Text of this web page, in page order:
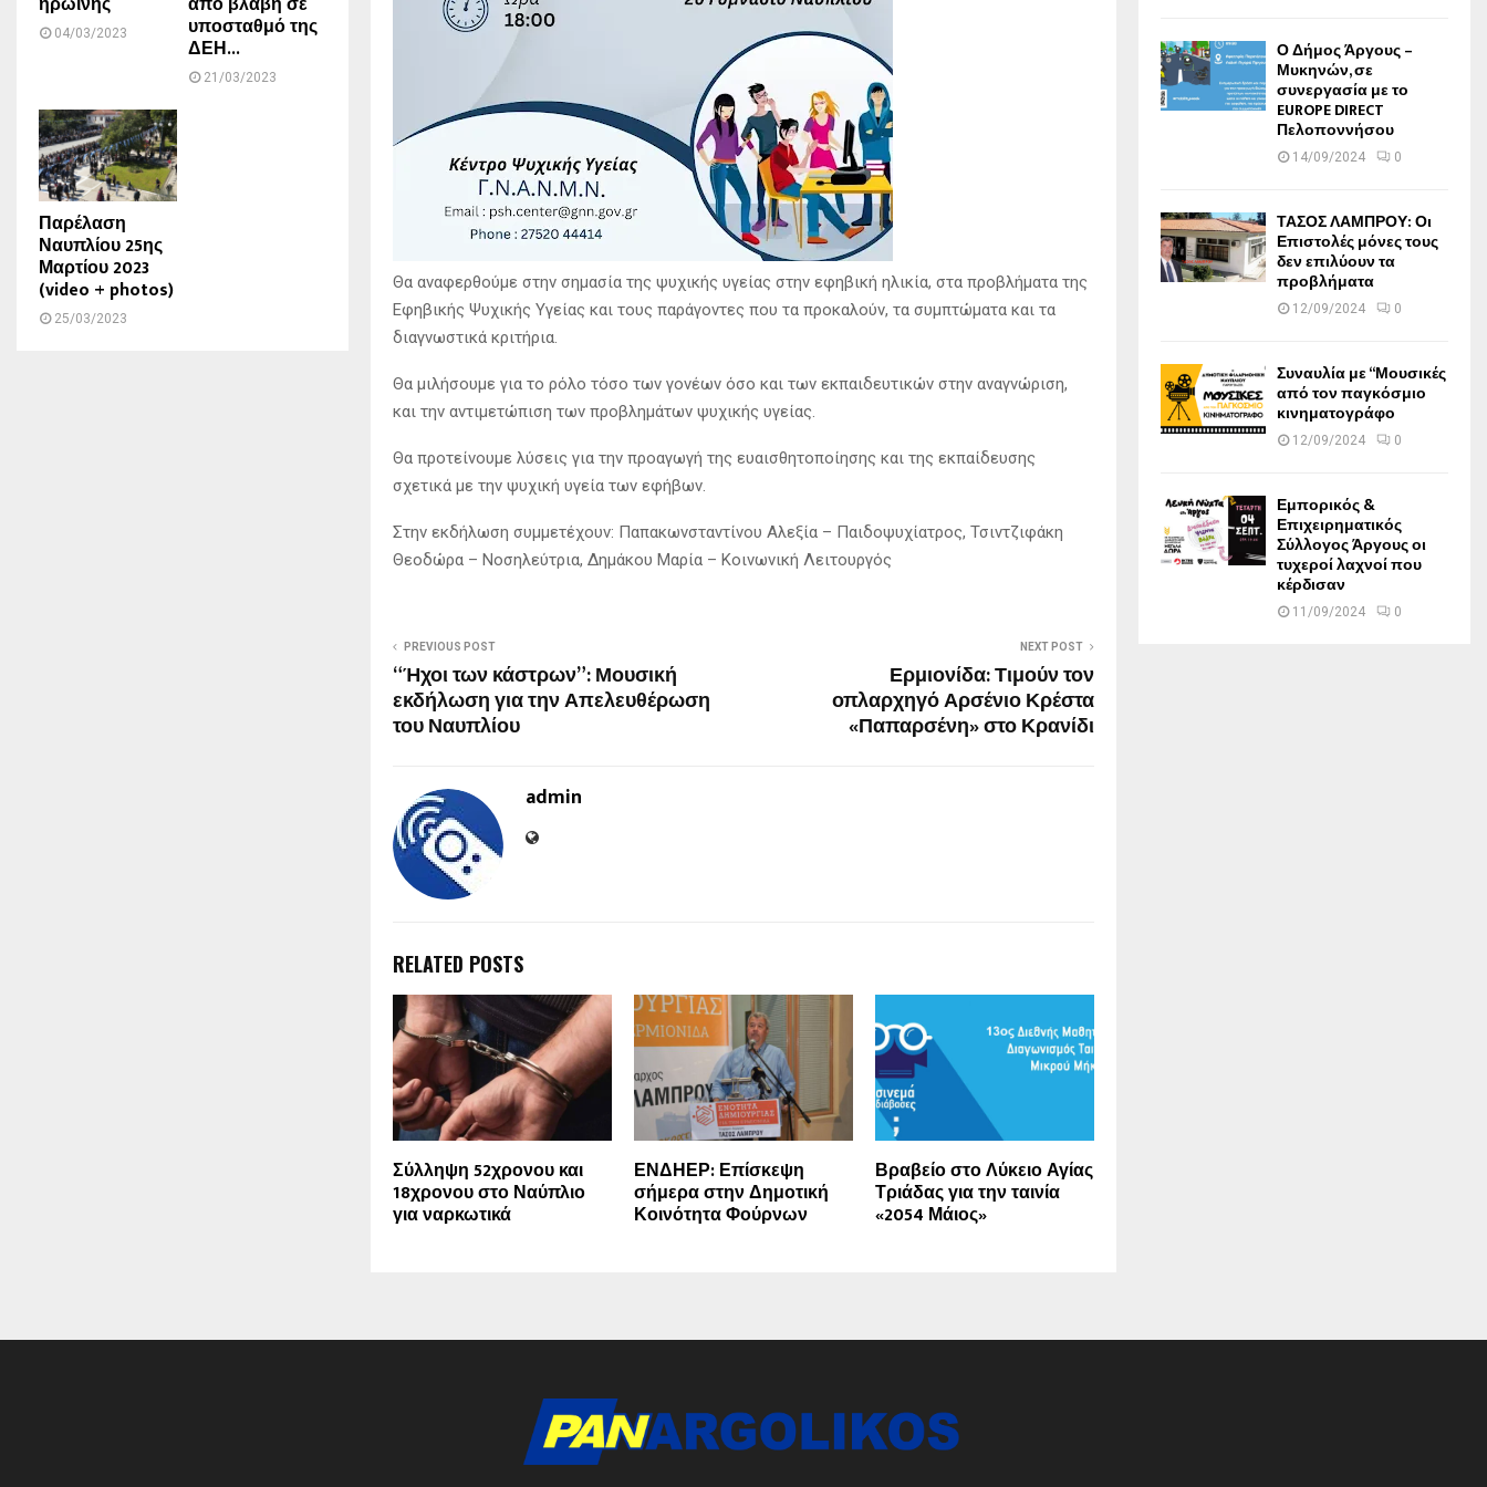
Θα αναφερθούμε στην σημασία της ψυχικής υγείας στην εφηβική ηλικία, στα προβλήματα της
Εφηβικής Ψυχικής Υγείας και τους παράγοντες που τα προκαλούν, τα συμπτώματα και τα
διαγνωστικά κριτήρια.
Θα μιλήσουμε για το ρόλο τόσο των γονέων όσο και των εκπαιδευτικών στην αναγνώριση,
και την αντιμετώπιση των προβλημάτων ψυχικής υγείας.
Θα προτείνουμε λύσεις για την προαγωγή της ευαισθητοποίησης και της εκπαίδευσης
σχετικά με την ψυχική υγεία των εφήβων.
Στην εκδήλωση συμμετέχουν: Παπακωνσταντίνου Αλεξία – Παιδοψυχίατρος, Τσιντζιφάκη
Θεοδώρα – Νοσηλεύτρια, Δημάκου Μαρία – Κοινωνική Λειτουργός
PREVIOUS POST
“Ήχοι των κάστρων”: Μουσική
εκδήλωση για την Απελευθέρωση
του Ναυπλίου
NEXT POST
Ερμιονίδα: Τιμούν τον
οπλαρχηγό Αρσένιο Κρέστα
«Παπαρσένη» στο Κρανίδι
admin
RELATED POSTS
Σύλληψη 52χρονου και
18χρονου στο Ναύπλιο
για ναρκωτικά
ΕΝΔΗΕΡ: Επίσκεψη
σήμερα στην Δημοτική
Κοινότητα Φούρνων
Βραβείο στο Λύκειο Αγίας
Τριάδας για την ταινία
«2054 Μάιος»
04/03/2023 υποσταθμό της
ΔΕΗ...
21/03/2023
Παρέλαση
Ναυπλίου 25ης
Μαρτίου 2023
(video + photos)
25/03/2023
Ο Δήμος Άργους –
Μυκηνών, σε
συνεργασία με το
EUROPE DIRECT
Πελοποννήσου
14/09/2024 0
ΤΑΣΟΣ ΛΑΜΠΡΟΥ: Οι
Επιστολές μόνες τους
δεν επιλύουν τα
προβλήματα
12/09/2024 0
Συναυλία με “Μουσικές
από τον παγκόσμιο
κινηματογράφο
12/09/2024 0
Εμπορικός &
Επιχειρηματικός
Σύλλογος Άργους οι
τυχεροί λαχνοί που
κέρδισαν
11/09/2024 0